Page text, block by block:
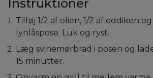
Instruktioner
Tilføj 1/2 af olien, 1/2 af eddiken
lynlåspose. Luk og ryst.
Læg svinemørbrad i posen og
15 minutter.